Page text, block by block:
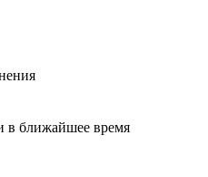
в ближайшее время